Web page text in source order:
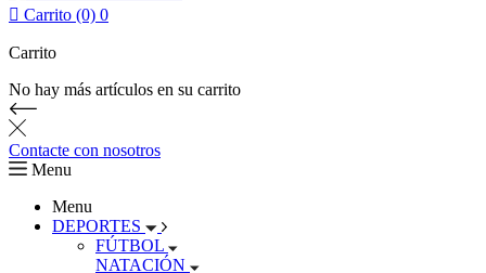
 Carrito (0) 0
Carrito
No hay más artículos en su carrito
Contacte con nosotros
Menu
Menu
DEPORTES
FÚTBOL
NATACIÓN